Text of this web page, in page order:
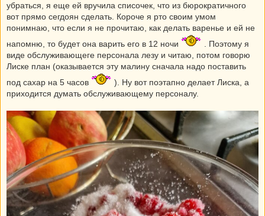
убраться, я еще ей вручила списочек, что из бюрократичного
вот прямо сегдоян сделать. Короче я рто своим умом
понимнаю, что если я не прочитаю, как делать варенье и ей не
напомню, то будет она варить его в 12 ночи
. Поэтому я
виде обслуживающеге персонала лезу и читаю, потом говорю
Лиске план (оказывается эту малину сначала надо поставить
под сахар на 5 часов
). Ну вот поэтапно делает Лиска, а
приходится думать обслуживающему персоналу.